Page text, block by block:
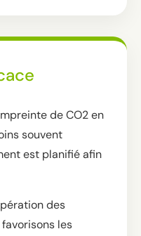
de CO2 en
souvent
est planifié afin
des
les